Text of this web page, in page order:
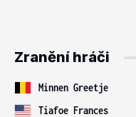
Zranění hráči
Minnen Greetje
Tiafoe Frances